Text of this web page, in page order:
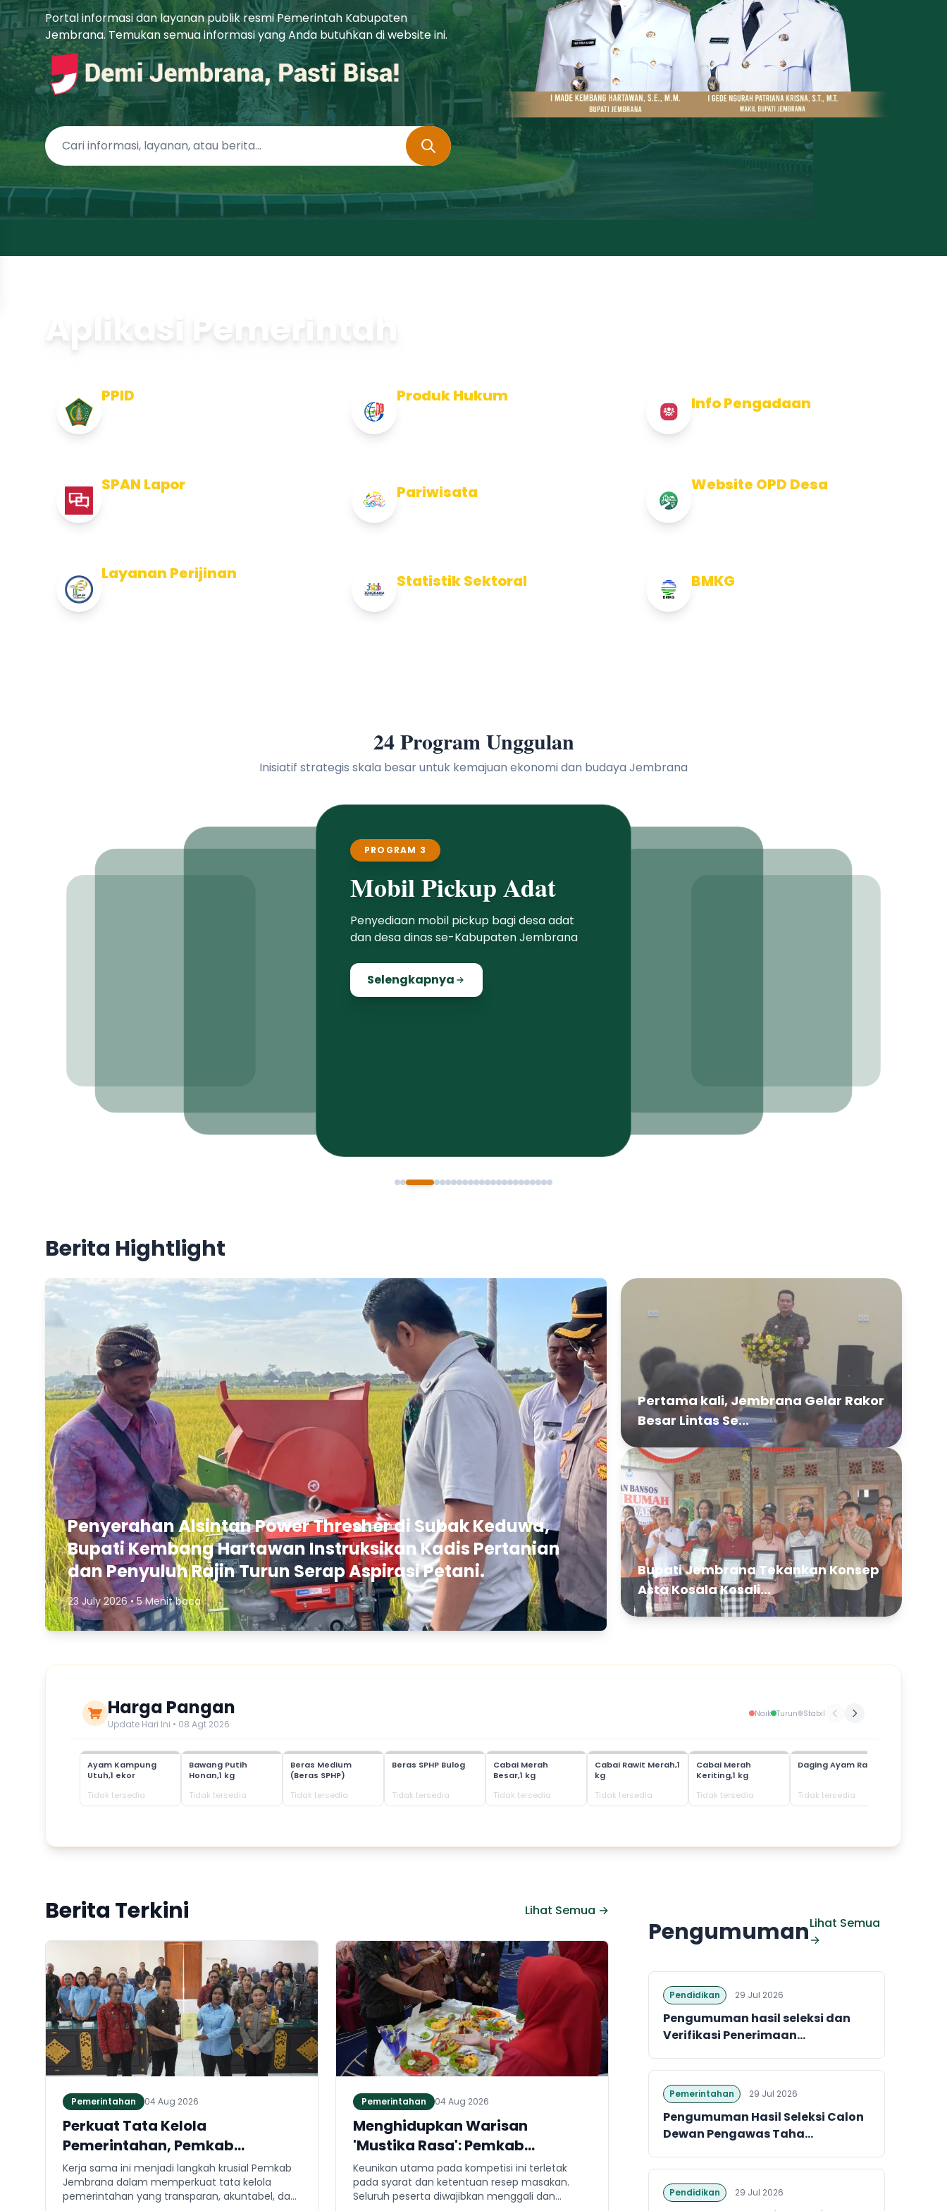
Portal informasi dan layanan publik resmi Pemerintah Kabupaten
Jembrana. Temukan semua informasi yang Anda butuhkan di website ini.
Aplikasi Pemerintah
PPID Produk Hukum Info Pengadaan
SPAN Lapor Pariwisata Website OPD Desa
Layanan Perijinan Statistik Sektoral BMKG
24 Program Unggulan
Inisiatif strategis skala besar untuk kemajuan ekonomi dan budaya Jembrana
PROGRAM 4
Bedah Warung
Program bedah warung di kawasan
pedesaan dan perkotaan untuk
lokal
Selengkapnya
Berita Hightlight
Penyerahan Alsintan Power Thresher di Subak Keduwa,
Bupati Kembang Hartawan Instruksikan Kadis Pertanian
dan Penyuluh Rajin Turun Serap Aspirasi Petani.
23 July 2026 • 5 Menit baca
Pertama kali, Jembrana Gelar Rakor
Besar Lintas Se...
Bupati Jembrana Tekankan Konsep
Asta Kosala Kosali...
Harga Pangan
Update Hari Ini • 08 Agt 2026
Naik Turun Stabil
Ayam Kampung
Utuh,1 ekor
Tidak tersedia
Bawang Putih
Honan,1 kg
Tidak tersedia
Beras Medium
(Beras SPHP)
Tidak tersedia
Beras SPHP Bulog
Tidak tersedia
Cabai Merah
Besar,1 kg
Tidak tersedia
Cabai Rawit Merah,1
kg
Tidak tersedia
Cabai Merah
Keriting,1 kg
Tidak tersedia
Daging Ayam Ras
Tidak tersedia
Berita Terkini Lihat Semua →
Pemerintahan 04 Aug 2026
Perkuat Tata Kelola
Pemerintahan, Pemkab
Jembrana dan Kejari Jembrana
Sepakati Kerja Sama Hukum
Datun
Kerja sama ini menjadi langkah krusial Pemkab
Jembrana dalam memperkuat tata kelola
pemerintahan yang transparan, akuntabel, dan
Pemerintahan 04 Aug 2026
Menghidupkan Warisan
'Mustika Rasa': Pemkab
Jembrana Gali Keteladanan
Bung Karno Lewat Lomba Cipta
Menu Kuliner
Keunikan utama pada kompetisi ini terletak
pada syarat dan ketentuan resep masakan.
Seluruh peserta diwajibkan menggali dan
PengumumanLihat Semua
→
Pendidikan 29 Jul 2026
Pengumuman hasil seleksi dan
Verifikasi Penerimaan...
Pemerintahan 29 Jul 2026
Pengumuman Hasil Seleksi Calon
Dewan Pengawas Taha...
Pendidikan 29 Jul 2026